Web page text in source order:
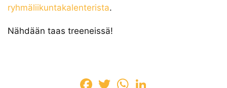
ryhmäliikuntakalenterista.
Nähdään taas treeneissä!
FacebookTwitterWhatsApp